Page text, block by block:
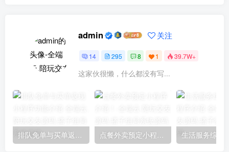
admin 关注
14 295 8 1 39.7W+
这家伙很懒，什么都没有写...
排队免单与买单返现小程序功能介绍 点餐外卖预定小程序介绍！